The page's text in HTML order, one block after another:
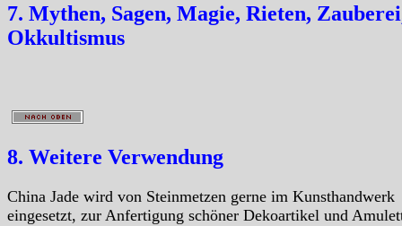
7. Mythen, Sagen, Magie, Rieten,
Okkultismus
8. Weitere Verwendung
China Jade wird von Steinmetzen gerne im Kunsthandwerk
eingesetzt, zur Anfertigung schöner Dekoartikel und